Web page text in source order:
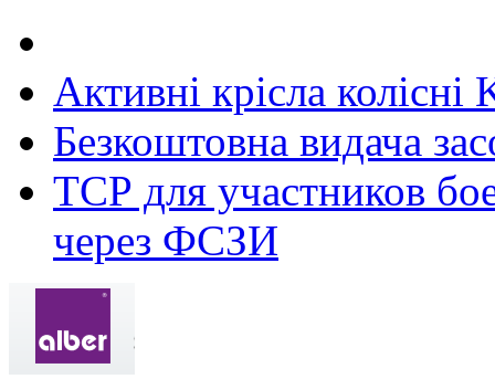
Активні крісла колісні
Безкоштовна видача
ТСР для участников
через ФСЗИ